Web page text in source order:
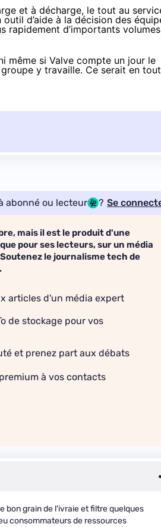
et à décharge, le tout au
d’aide à la décision des
rapidement d’importants volumes
même si Valve compte un jour le
y travaille. Ce serait en tout
abonné ou lecteur ? Se
mais il est le produit d'une
pour ses lecteurs, sur un média
le journalisme tech de
articles d'un média expert
de stockage pour vos
et prenez part aux débats
à vos contacts
bon grain de l'ivraie et filtre quelques
consommateurs de ressources